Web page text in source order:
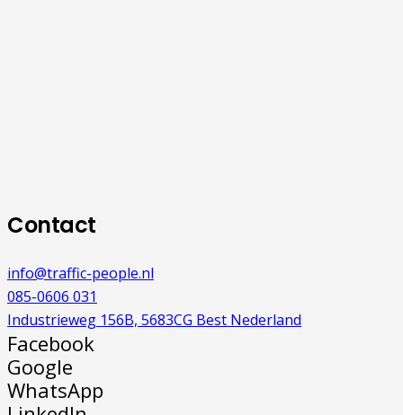
Contact
info@traffic-people.nl
085-0606 031
Industrieweg 156B, 5683CG Best Nederland
Facebook
Google
WhatsApp